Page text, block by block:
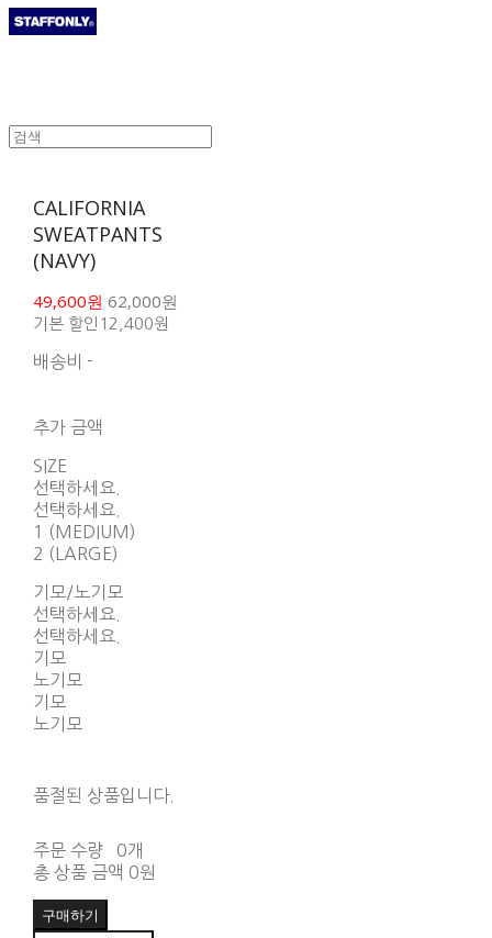
CALIFORNIA
SWEATPANTS
(NAVY)
49,600원 62,000원
기본 할인 12,400원
배송비 -
추가 금액
SIZE
선택하세요.
선택하세요.
1 (MEDIUM)
2 (LARGE)
기모/노기모
선택하세요.
선택하세요.
기모
노기모
기모
노기모
품절된 상품입니다.
주문 수량
0개
총 상품 금액 0원
구매하기